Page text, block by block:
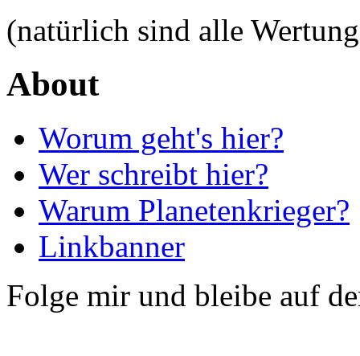
(natürlich sind alle
About
Worum geht's hier?
Wer schreibt hier?
Warum Planetenkrieger?
Linkbanner
Folge mir und bleibe auf